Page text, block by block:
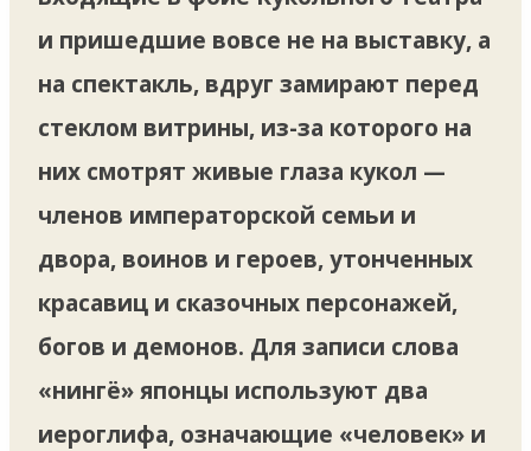
и пришедшие вовсе не на выставку, а
на спектакль, вдруг замирают перед
стеклом витрины, из-за которого на
них смотрят живые глаза кукол —
членов императорской семьи и
двора, воинов и героев, утонченных
красавиц и сказочных персонажей,
богов и демонов. Для записи слова
«нингё» японцы используют два
иероглифа, означающие «человек» и